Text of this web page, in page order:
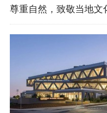
尊重自然，致敬当地文